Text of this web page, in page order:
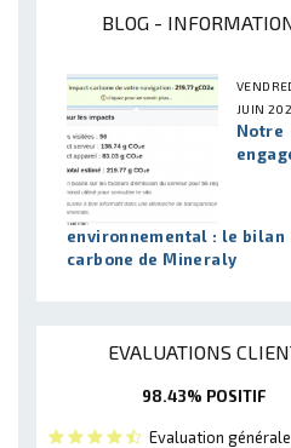
BLOG -
JUIN
Notre
environnemental : le bilan
carbone de Mineraly
EVALUATIONS
98.43% POSITIF
Evaluation générale